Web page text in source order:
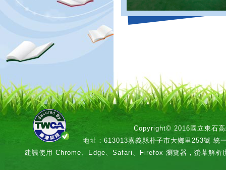
Copyright© 2016國立東石高
地址：613013嘉義縣朴子市大鄉里253號 統
建議使用 Chrome、Edge、Safari、Firefox 瀏覽器，螢幕解